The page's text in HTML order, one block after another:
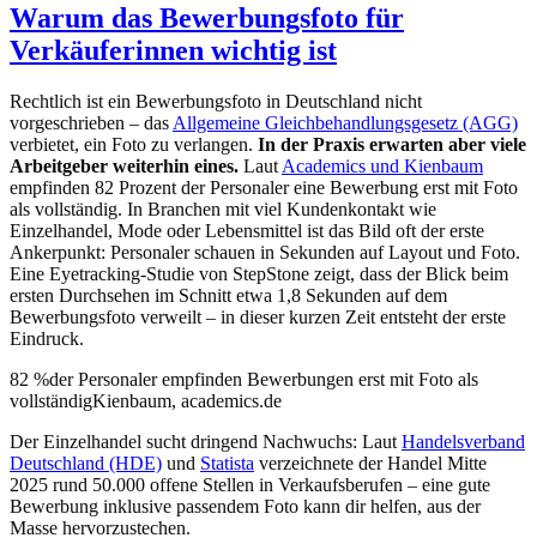
Warum das Bewerbungsfoto für
Verkäuferinnen wichtig ist
Rechtlich ist ein Bewerbungsfoto in Deutschland nicht
vorgeschrieben – das Allgemeine Gleichbehandlungsgesetz (AGG)
verbietet, ein Foto zu verlangen. In der Praxis erwarten aber viele
Arbeitgeber weiterhin eines. Laut Academics und Kienbaum
empfinden 82 Prozent der Personaler eine Bewerbung erst mit Foto
als vollständig. In Branchen mit viel Kundenkontakt wie
Einzelhandel, Mode oder Lebensmittel ist das Bild oft der erste
Ankerpunkt: Personaler schauen in Sekunden auf Layout und Foto.
Eine Eyetracking-Studie von StepStone zeigt, dass der Blick beim
ersten Durchsehen im Schnitt etwa 1,8 Sekunden auf dem
Bewerbungsfoto verweilt – in dieser kurzen Zeit entsteht der erste
Eindruck.
82 %der Personaler empfinden Bewerbungen erst mit Foto als
vollständigKienbaum, academics.de
Der Einzelhandel sucht dringend Nachwuchs: Laut Handelsverband
Deutschland (HDE) und Statista verzeichnete der Handel Mitte
2025 rund 50.000 offene Stellen in Verkaufsberufen – eine gute
Bewerbung inklusive passendem Foto kann dir helfen, aus der
Masse hervorzustechen.